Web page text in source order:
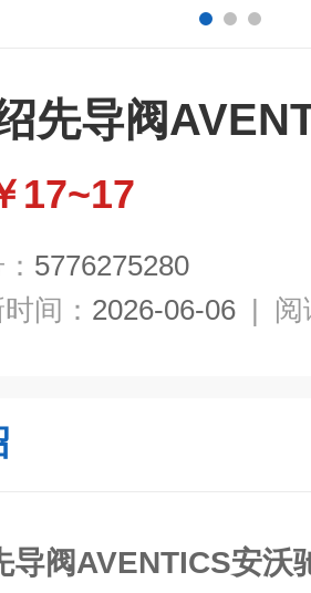
先导阀
17~17
5776275280
间： 2026-06-06 | 阅
导阀AVENTICS安沃